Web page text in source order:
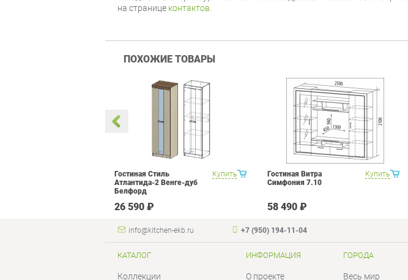
на странице контактов.
ПОХОЖИЕ ТОВАРЫ
Купить
Гостиная Стиль
Атлантида-2 Венге-дуб
Белфорд
26 590 ₽
Купить
Гостиная Витра
Симфония 7.10
58 490 ₽
info@kitchen-ekb.ru +7 (950) 194-11-04
КАТАЛОГ
Коллекции
ИНФОРМАЦИЯ
О проекте
ГОРОДА
Весь мир